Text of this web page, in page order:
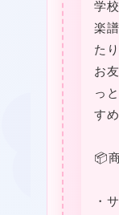
学
楽
た
お
っ
す
📦
・